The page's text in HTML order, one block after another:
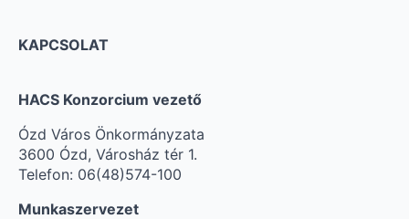
KAPCSOLAT
HACS Konzorcium vezető
Ózd Város Önkormányzata
3600 Ózd, Városház tér 1.
Telefon: 06(48)574-100
Munkaszervezet